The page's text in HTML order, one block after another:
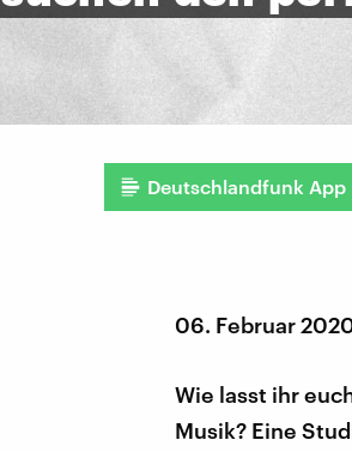
Deutschlandfunk App
06. Februar
Wie lasst ihr
Musik? Eine